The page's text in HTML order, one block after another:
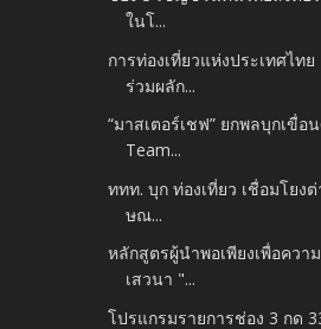
ในโ...
การท่องเที่ยวแห่งประเทศไท
ร่วมผลัก...
“มาสเตอร์เชฟ” ยกพลบุกเขื่
Team...
ททท. บุก ท่องเที่ยว เชื่อมโยง
ษณ...
หลักสูตรผู้นำพอเพียงเพื่อควา
เสวนา "...
โปรแกรมรายการช่อง 3 กด